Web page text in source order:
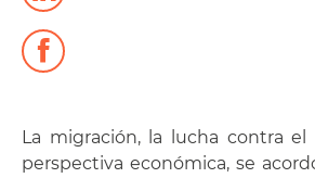
La migración, la lucha contra
perspectiva económica, se